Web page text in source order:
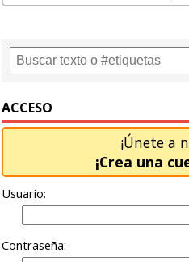
ACCESO
¡Únete a
¡Crea una
Usuario:
Contraseña: